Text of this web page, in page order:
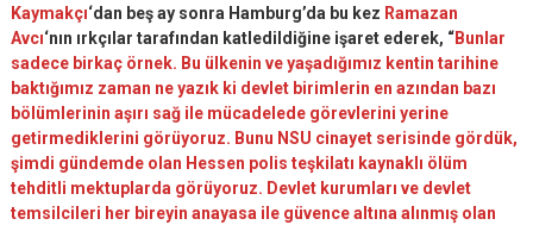
Kaymakçı‘dan beş ay sonra Hamburg’da bu kez Ramazan
Avcı‘nın ırkçılar tarafından katledildiğine işaret ederek, “Bunlar
sadece birkaç örnek. Bu ülkenin ve yaşadığımız kentin tarihine
baktığımız zaman ne yazık ki devlet birimlerin en azından bazı
bölümlerinin aşırı sağ ile mücadelede görevlerini yerine
getirmediklerini görüyoruz. Bunu NSU cinayet serisinde gördük,
şimdi gündemde olan Hessen polis teşkilatı kaynaklı ölüm
tehditli mektuplarda görüyoruz. Devlet kurumları ve devlet
temsilcileri her bireyin anayasa ile güvence altına alınmış olan